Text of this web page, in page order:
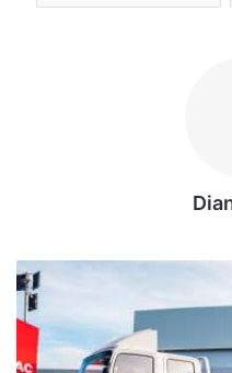
JAC
impulsa
su
línea
de